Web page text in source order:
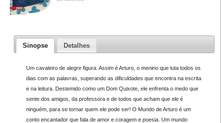
Sinopse Detalhes
Um cavaleiro de alegre figura. Assim é Arturo, o menino que luta todos os
dias com as palavras, superando as dificuldades que encontra na escrita
e na leitura. Destemido como um Dom Quixote, ele enfrenta o medo que
sente dos amigos, da professora e de todos que acham que ele é
ninguém, para se tornar quem ele pode ser! O Mundo de Arturo é um
conto encantador que fala de amor e coragem e poesia. Um mundo